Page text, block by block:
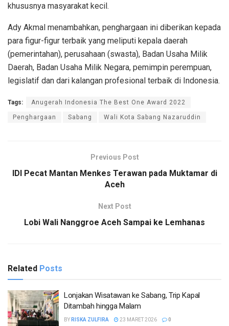
khususnya masyarakat kecil.
Ady Akmal menambahkan, penghargaan ini diberikan kepada
para figur-figur terbaik yang meliputi kepala daerah
(pemerintahan), perusahaan (swasta), Badan Usaha Milik
Daerah, Badan Usaha Milik Negara, pemimpin perempuan,
legislatif dan dari kalangan profesional terbaik di Indonesia.
Tags: Anugerah Indonesia The Best One Award 2022
Penghargaan Sabang Wali Kota Sabang Nazaruddin
Previous Post
IDI Pecat Mantan Menkes Terawan pada Muktamar di
Aceh
Next Post
Lobi Wali Nanggroe Aceh Sampai ke Lemhanas
Related Posts
Lonjakan Wisatawan ke Sabang, Trip Kapal
Ditambah hingga Malam
BY RISKA ZULFIRA 23 MARET 2026 0